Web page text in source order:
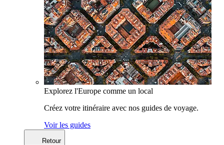
Explorez l'Europe comme un local
Créez votre itinéraire avec nos guides de voyage.
Voir les guides
Retour